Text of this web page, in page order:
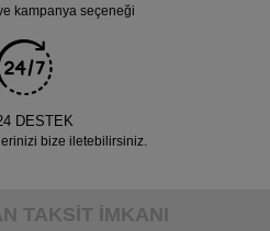
kampanya seçeneği
DESTEK
bize iletebilirsiniz.
TAKSİT İMKANI